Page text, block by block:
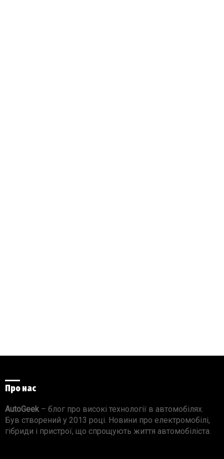
Про нас
AutoGeek– блог про високі технології в автомобілях.
Був створений у 2013 році. Новини про електромобілі,
гібриди і пристрої, що спрощують життя автомобіліста.